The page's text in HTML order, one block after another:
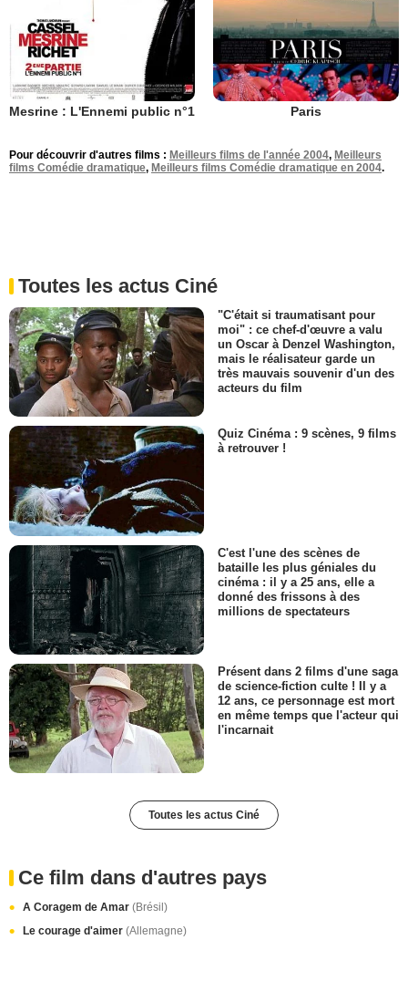
Mesrine : L'Ennemi public n°1 Paris
Pour découvrir d'autres films : Meilleurs films de l'année 2004, Meilleurs
films Comédie dramatique, Meilleurs films Comédie dramatique en 2004.
Toutes les actus Ciné
"C'était si traumatisant pour
moi" : ce chef-d'œuvre a valu
un Oscar à Denzel Washington,
mais le réalisateur garde un
très mauvais souvenir d'un des
acteurs du film
Quiz Cinéma : 9 scènes, 9 films
à retrouver !
C'est l'une des scènes de
bataille les plus géniales du
cinéma : il y a 25 ans, elle a
donné des frissons à des
millions de spectateurs
Présent dans 2 films d'une saga
de science-fiction culte ! Il y a
12 ans, ce personnage est mort
en même temps que l'acteur qui
l'incarnait
Toutes les actus Ciné
Ce film dans d'autres pays
A Coragem de Amar (Brésil)
Le courage d'aimer (Allemagne)